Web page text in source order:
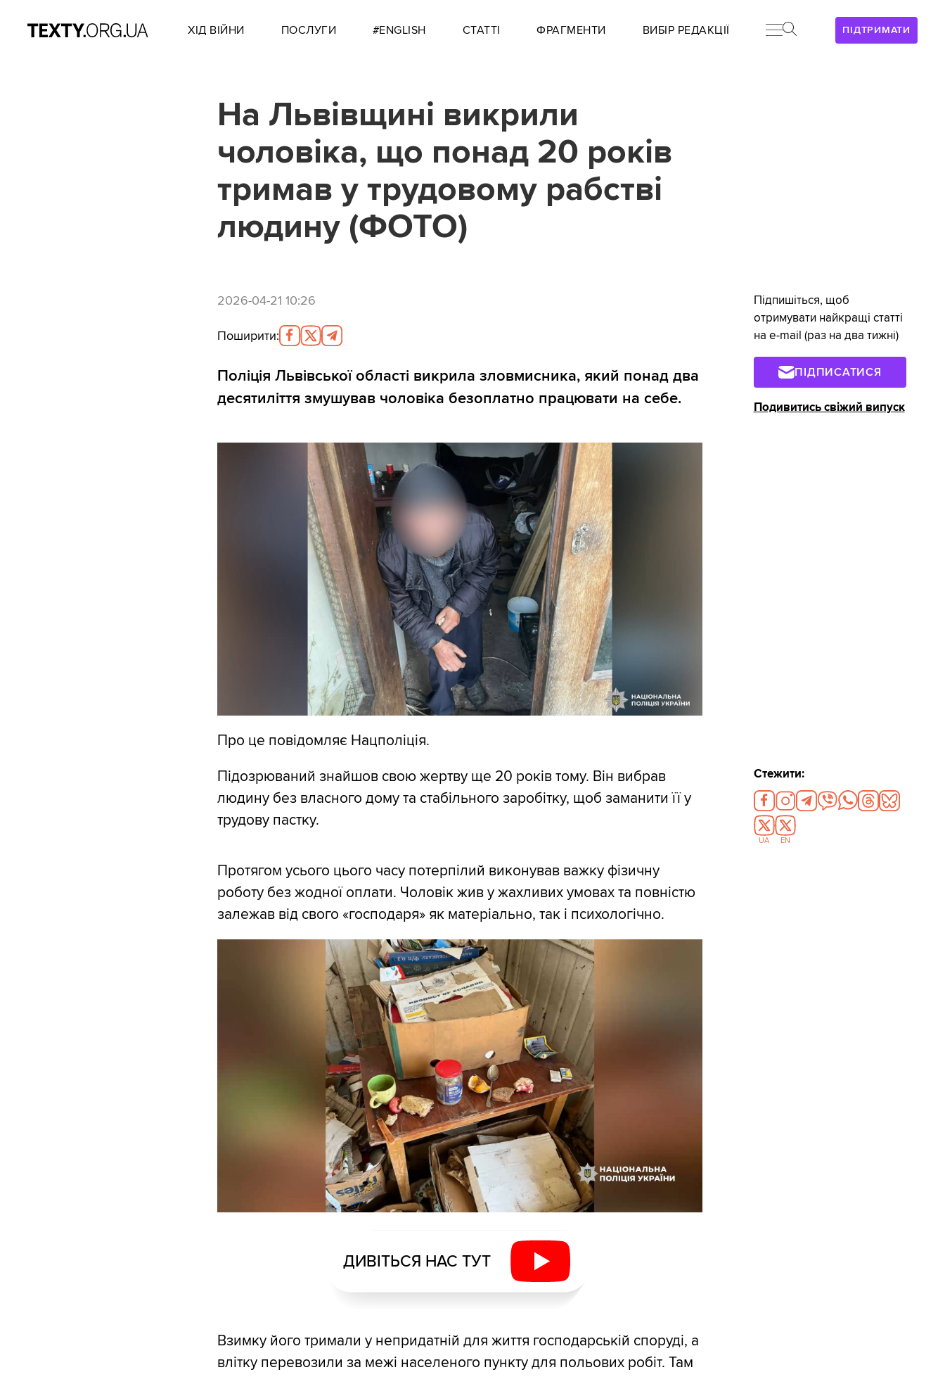
ПІДТРИМАТИ
ХІД ВІЙНИ ПОСЛУГИ #ENGLISH СТАТТІ ФРАГМЕНТИ ВИБІР РЕДАКЦІЇ
На Львівщині викрили
чоловіка, що понад 20 років
тримав у трудовому рабстві
людину (ФОТО)
2026-04-21 10:26
Поширити:
Поліція Львівської області викрила зловмисника, який понад два
десятиліття змушував чоловіка безоплатно працювати на себе.
Про це повідомляє Нацполіція.
Підозрюваний знайшов свою жертву ще 20 років тому. Він вибрав
людину без власного дому та стабільного заробітку, щоб заманити її у
трудову пастку.
Протягом усього цього часу потерпілий виконував важку фізичну
роботу без жодної оплати. Чоловік жив у жахливих умовах та повністю
залежав від свого «господаря» як матеріально, так і психологічно.
ДИВІТЬСЯ НАС ТУТ
Взимку його тримали у непридатній для життя господарській споруді, а
влітку перевозили за межі населеного пункту для польових робіт. Там
Підпишіться, щоб
отримувати найкращі статті
на e-mail (раз на два тижні)
ПІДПИСАТИСЯ
Подивитись свіжий випуск
Стежити:
UA EN